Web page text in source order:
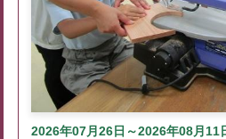
2026年07月26日～2026年08月11